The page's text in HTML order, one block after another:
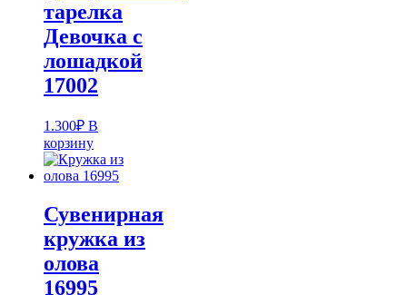
тарелка
Девочка с
лошадкой
17002
1.300₽ В
корзину
Сувенирная
кружка из
олова
16995